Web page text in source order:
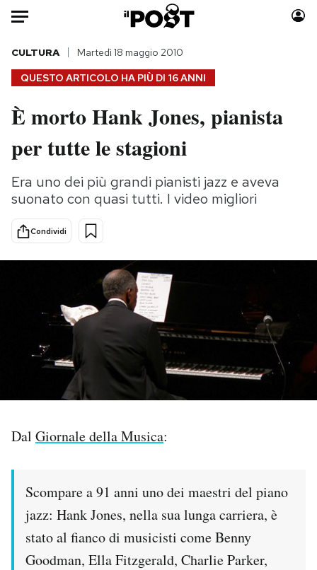
Auto
HOME
Italia
Politica
Tecnologia
Internet
Scienza
Cultura
Economia
Moda
Consumismi
Storie/Idee
Ok Boomer!
Altrecose
PODCAST
NEWSLETTER
I MIEI PREFERITI
SHOP
CALENDARIO
QUESTO ARTICOLO HA PIÙ DI 16 ANNI
CULTURA Martedì 18 maggio 2010
È morto Hank Jones, pianista
per tutte le stagioni
Era uno dei più grandi pianisti jazz e aveva
suonato con quasi tutti. I video migliori
Condividi
Dal Giornale della Musica:
Scompare a 91 anni uno dei maestri del piano
jazz: Hank Jones, nella sua lunga carriera, è
stato al fianco di musicisti come Benny
Goodman, Ella Fitzgerald, Charlie Parker,